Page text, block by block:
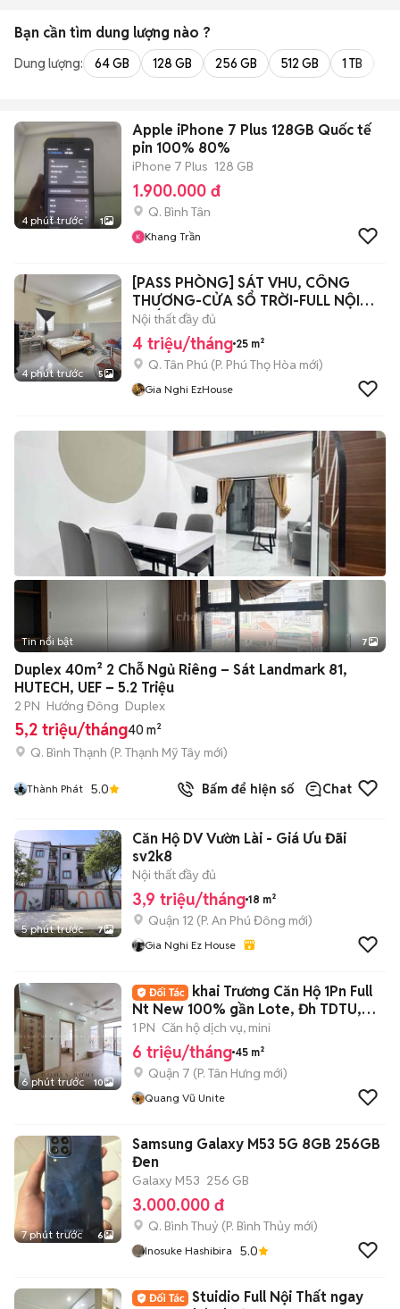
Bạn cần tìm dung lượng nào ?
Dung lượng: 64 GB 128 GB 256 GB 512 GB 1 TB
4 phút trước 1
Apple iPhone 7 Plus 128GB Quốc tế
pin 100% 80%
iPhone 7 Plus 128 GB
1.900.000 đ
Q. Bình Tân
Khang Trần
4 phút trước 5
[PASS PHÒNG] SÁT VHU, CÔNG
THƯƠNG-CỬA SỔ TRỜI-FULL NỘI
THẤT
Nội thất đầy đủ
4 triệu/tháng 25 m²
Q. Tân Phú (P. Phú Thọ Hòa mới)
Gia Nghi EzHouse
+2
Tin nổi bật 7
Duplex 40m² 2 Chỗ Ngủ Riêng – Sát Landmark 81,
HUTECH, UEF – 5.2 Triệu
2 PN Hướng Đông Duplex
5,2 triệu/tháng40 m²
Q. Bình Thạnh (P. Thạnh Mỹ Tây mới)
Thành Phát 5.0 Bấm để hiện số Chat
5 phút trước 7
Căn Hộ DV Vườn Lài - Giá Ưu Đãi
sv2k8
Nội thất đầy đủ
3,9 triệu/tháng 18 m²
Quận 12 (P. An Phú Đông mới)
Gia Nghi Ez House
6 phút trước 10
khai Trương Căn Hộ 1Pn Full
Nt New 100% gần Lote, Đh TDTU,
Rmit, UFM
1 PN Căn hộ dịch vụ, mini
6 triệu/tháng 45 m²
Quận 7 (P. Tân Hưng mới)
Quang Vũ Unite
7 phút trước 6
Samsung Galaxy M53 5G 8GB 256GB
Đen
Galaxy M53 256 GB
3.000.000 đ
Q. Bình Thuỷ (P. Bình Thủy mới)
Inosuke Hashibira 5.0
Stuidio Full Nội Thất ngay